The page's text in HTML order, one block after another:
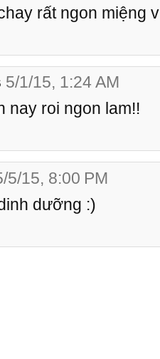
rất ngon miệng
5/1/15, 1:24 AM
nay roi ngon lam!!
5/15, 8:00 PM
dưỡng :)